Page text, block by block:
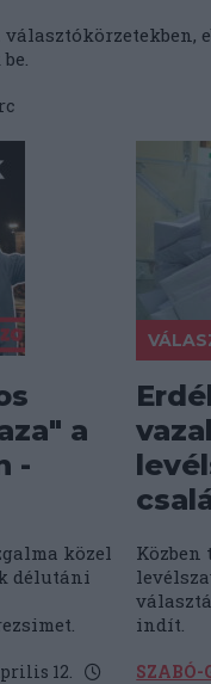
a
-
közel
délutáni
12.
indít.
SZABÓ-